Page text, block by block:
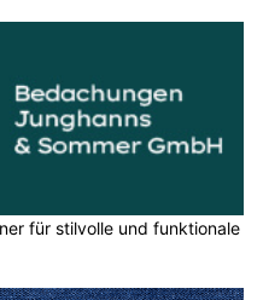
für stilvolle und funktionale